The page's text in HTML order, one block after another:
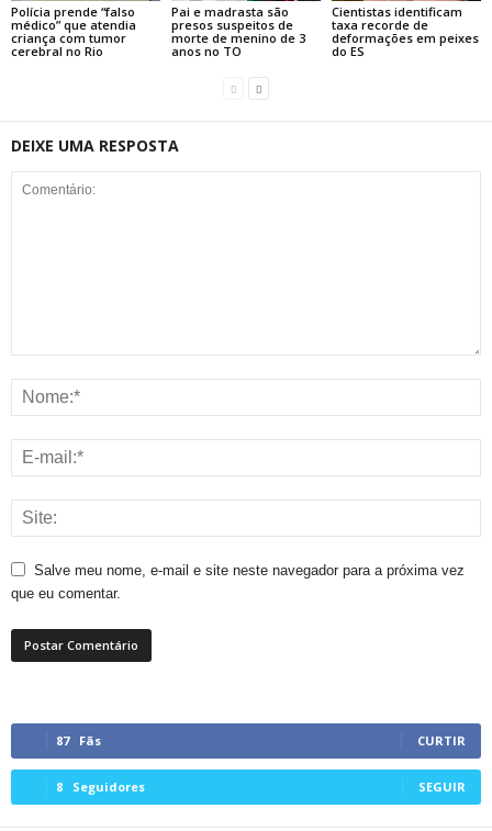
Polícia prende “falso
médico” que atendia
criança com tumor
cerebral no Rio
Pai e madrasta são
presos suspeitos de
morte de menino de 3
anos no TO
Cientistas identificam
taxa recorde de
deformações em peixes
do ES
DEIXE UMA RESPOSTA
Salve meu nome, e-mail e site neste navegador para a próxima vez
que eu comentar.
87 Fãs CURTIR
8 Seguidores SEGUIR